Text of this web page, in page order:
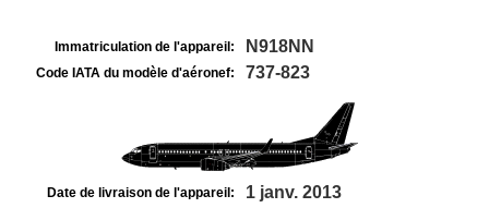
Immatriculation de l'appareil: N918NN
Code IATA du modèle d'aéronef: 737-823
Date de livraison de l'appareil: 1 janv. 2013